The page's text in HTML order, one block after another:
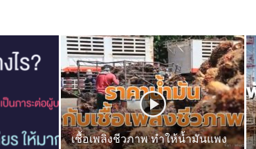
เชื้อเพลิงชีวภาพ ทำให้น้ำมันแพง